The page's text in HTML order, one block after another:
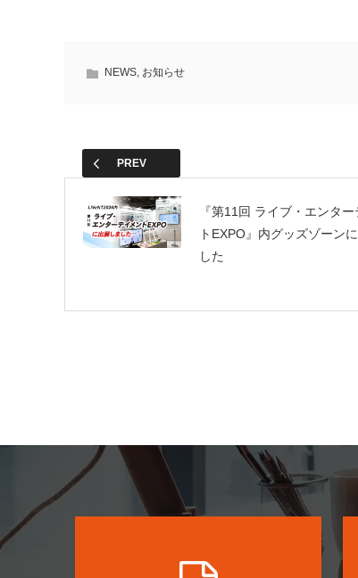
b
o
k
NEWS, お知らせ
PREV
『第11回 ライブ・エンタ
トEXPO』内グッズゾーン
した